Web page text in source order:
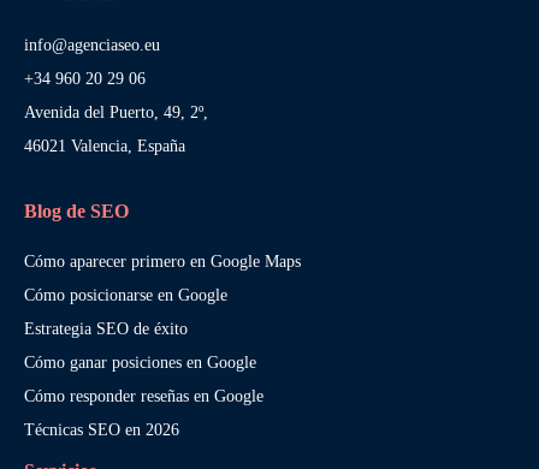
info@agenciaseo.eu
+34 960 20 29 06
Avenida del Puerto, 49, 2º,
46021 Valencia, España
Blog de SEO
Cómo aparecer primero en Google Maps
Cómo posicionarse en Google
Estrategia SEO de éxito
Cómo ganar posiciones en Google
Cómo responder reseñas en Google
Técnicas SEO en 2026